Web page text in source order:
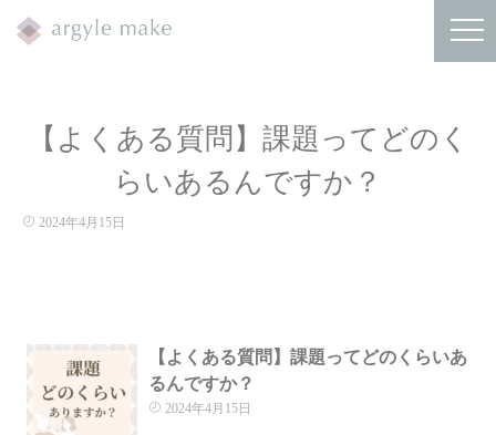
【よくある質問】課題ってどのく
らいあるんですか？
2024年4月15日
【よくある質問】課題ってどのくらいあ
るんですか？
2024年4月15日